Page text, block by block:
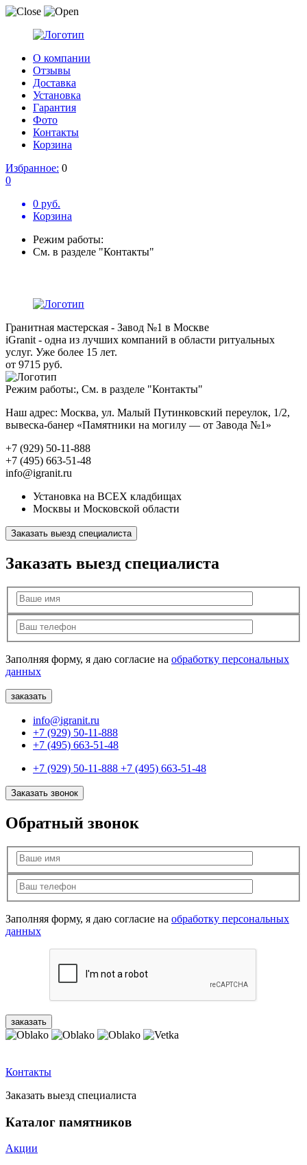
О компании
Отзывы
Доставка
Установка
Гарантия
Фото
Контакты
Корзина
Избранное: 0
0
0 руб.
Корзина
Режим работы:
См. в разделе "Контакты"
Гранитная мастерская - Завод №1 в Москве
iGranit - одна из лучших компаний в области ритуальных
услуг. Уже более 15 лет.
от 9715 руб.
Режим работы:, См. в разделе "Контакты"
Наш адрес: Москва, ул. Малый Путинковский переулок, 1/2,
вывеска-банер «Памятники на могилу — от Завода №1»
+7 (929) 50-11-888
+7 (495) 663-51-48
info@igranit.ru
Установка на ВСЕХ кладбищах
Москвы и Московской области
Заказать выезд специалиста
Заказать выезд специалиста
Заполняя форму, я даю согласие на обработку персональных
данных
info@igranit.ru
+7 (929) 50-11-888
+7 (495) 663-51-48
+7 (929) 50-11-888 +7 (495) 663-51-48
Заказать звонок
Обратный звонок
Заполняя форму, я даю согласие на обработку персональных
данных
Контакты
Заказать выезд специалиста
Каталог памятников
Акции